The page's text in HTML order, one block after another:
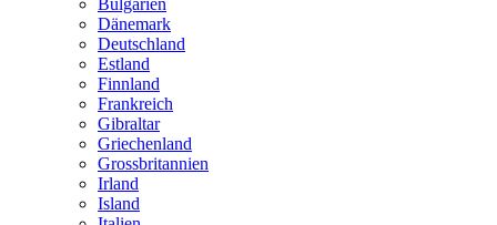
Bulgarien
Dänemark
Deutschland
Estland
Finnland
Frankreich
Gibraltar
Griechenland
Grossbritannien
Irland
Island